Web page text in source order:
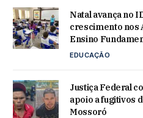
Natal avança no
crescimento nos
Ensino
EDUCAÇÃO
Justiça Federal
apoio a fugitivos
Mossoró